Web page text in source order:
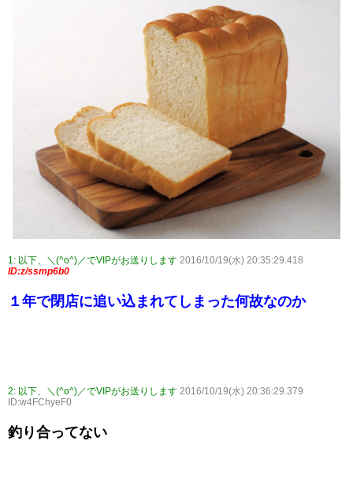
1: 以下、＼(^o^)／でVIPがお送りします 2016/10/19(水) 20:35:29.418
ID:z/ssmp6b0
１年で閉店に追い込まれてしまった何故なのか
2: 以下、＼(^o^)／でVIPがお送りします 2016/10/19(水) 20:36:29.379
ID:w4FChyeF0
釣り合ってない